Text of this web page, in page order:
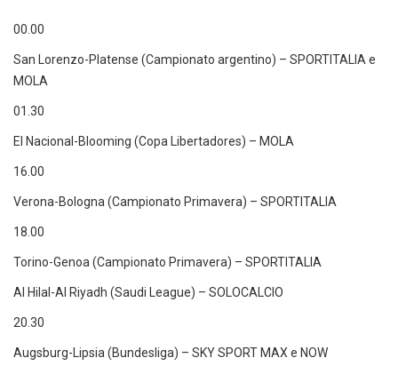
00.00
San Lorenzo-Platense (Campionato argentino) – SPORTITALIA e
MOLA
01.30
El Nacional-Blooming (Copa Libertadores) – MOLA
16.00
Verona-Bologna (Campionato Primavera) – SPORTITALIA
18.00
Torino-Genoa (Campionato Primavera) – SPORTITALIA
Al Hilal-Al Riyadh (Saudi League) – SOLOCALCIO
20.30
Augsburg-Lipsia (Bundesliga) – SKY SPORT MAX e NOW